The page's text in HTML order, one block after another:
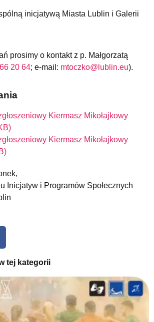
inicjatywą Miasta Lublin i Galerii
prosimy o kontakt z p. Małgorzatą
20 64; e-mail: mtoczko@lublin.eu).
Kiermasz Mikołajkowy
Kiermasz Mikołajkowy
Inicjatyw i Programów Społecznych
tej kategorii